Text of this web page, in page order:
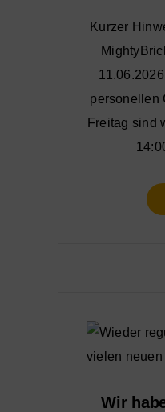
Kurzer
personellen
Freitag sind
Wir